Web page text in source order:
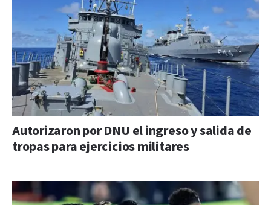
Autorizaron por DNU el ingreso y salida de
tropas para ejercicios militares